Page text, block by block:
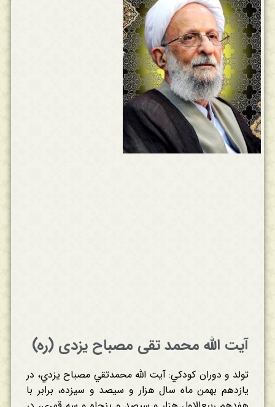
آیت الله محمد تقی مصباح یزدی (ره)
تولد و دوران‌ كودكي‌: آيت‌ الله محمدتقي‌ مصباح‌ يزدي‌، در
يازدهم‌ بهمن‌ ماه‌ سال‌ هزار و سيصد و سيزده‌، برابر با